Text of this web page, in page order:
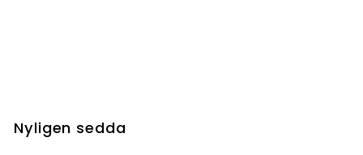
Nyligen sedda